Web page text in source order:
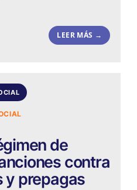
LEER MÁS →
de
contra
y prepagas